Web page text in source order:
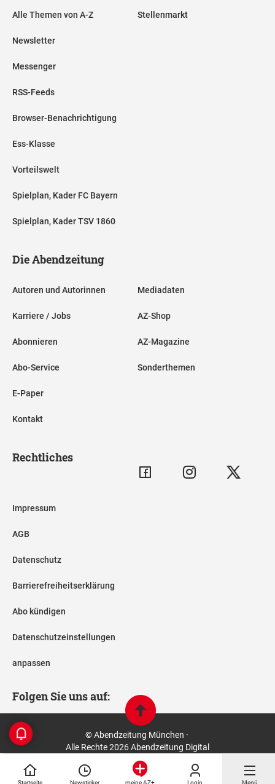
Startseite Newsticker meine AZ+ Login Menü
Alle Themen von A-Z
Newsletter
Messenger
RSS-Feeds
Browser-Benachrichtigung
Ess-Klasse
Vorteilswelt
Spielplan, Kader FC Bayern
Spielplan, Kader TSV 1860
Stellenmarkt
Die Abendzeitung
Autoren und Autorinnen
Karriere / Jobs
Abonnieren
Abo-Service
E-Paper
Kontakt
Mediadaten
AZ-Shop
AZ-Magazine
Sonderthemen
Rechtliches
Impressum
AGB
Datenschutz
Barrierefreiheitserklärung
Abo kündigen
Datenschutzeinstellungen
anpassen
Folgen Sie uns auf:
© Abendzeitung München ·
Alle Rechte 2026 Abendzeitung Digital